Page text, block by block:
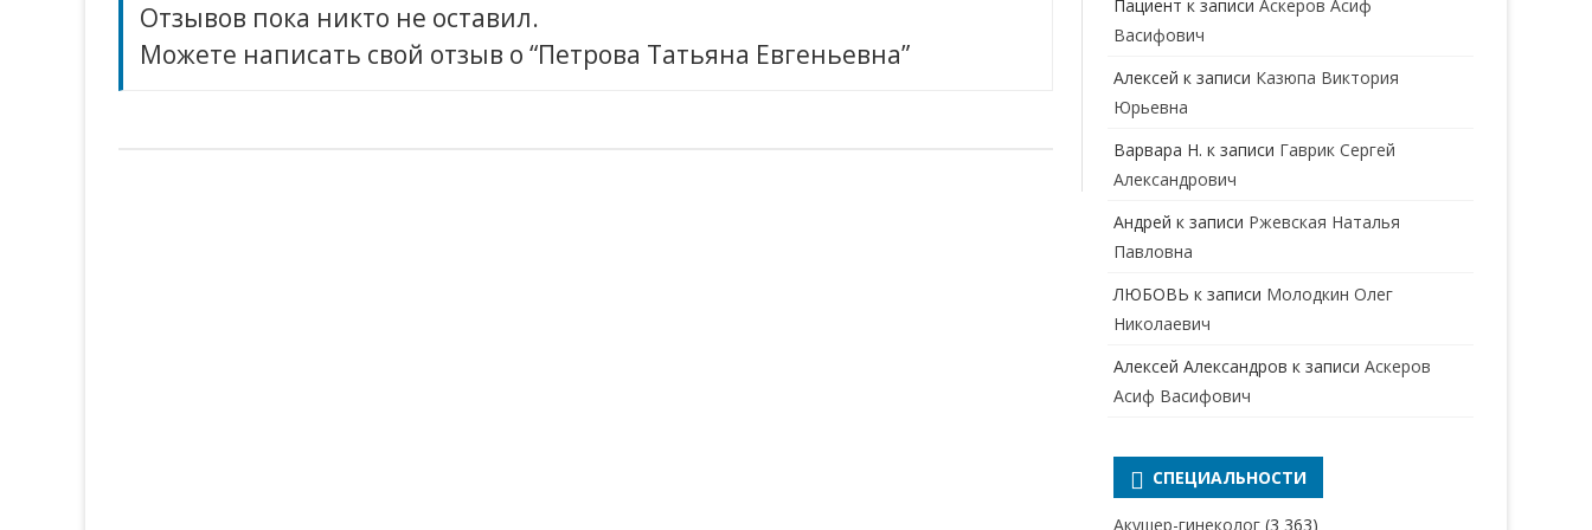
ПЕРИНАТАЛЬНЫЙ ПСИХОЛОГ
НАРКОЛОГ
НЕВРОПАТОЛОГ
НЕФРОЛОГ
ОТОЛАРИНГОЛОГ
ОФТАЛЬМОЛОГ
ПРОКТОЛОГ
РЕВМАТОЛОГ
Отзывов пока никто не оставил.
Можете написать свой отзыв о “Петрова Татьяна Евгеньевна”
Пациент к записиАскеров Асиф
Васифович
Алексей к записи Казюпа Виктория
Юрьевна
Варвара Н. к записи Гаврик Сергей
Александрович
Андрей к записи Ржевская Наталья
Павловна
ЛЮБОВЬ к записи Молодкин Олег
Николаевич
Алексей Александров к записиАскеров
Асиф Васифович
СПЕЦИАЛЬНОСТИ
Акушер-гинеколог (3 363)